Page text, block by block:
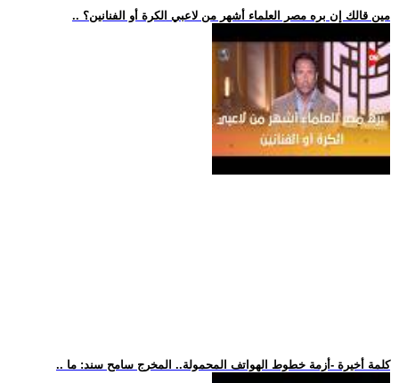
.. مين قالك إن بره مصر العلماء أشهر من لاعبي الكرة أو الفنانين؟
.. كلمة أخيرة -أزمة خطوط الهواتف المحمولة.. المخرج سامح سند: ما